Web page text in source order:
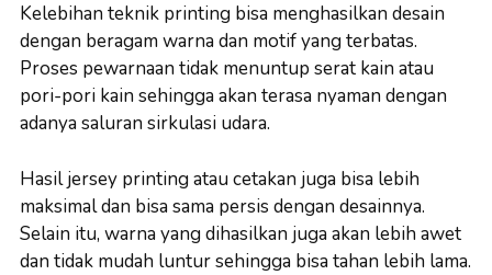
Kelebihan teknik printing bisa menghasilkan desain
dengan beragam warna dan motif yang terbatas.
Proses pewarnaan tidak menuntup serat kain atau
pori-pori kain sehingga akan terasa nyaman dengan
adanya saluran sirkulasi udara.
Hasil jersey printing atau cetakan juga bisa lebih
maksimal dan bisa sama persis dengan desainnya.
Selain itu, warna yang dihasilkan juga akan lebih awet
dan tidak mudah luntur sehingga bisa tahan lebih lama.